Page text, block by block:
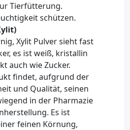
Tierfütterung.
schützen.
Xylit Pulver sieht fast
es ist weiß, kristallin
auch wie Zucker.
findet, aufgrund der
und Qualität, seinen
in der Pharmazie
Es ist
feinen Körnung,